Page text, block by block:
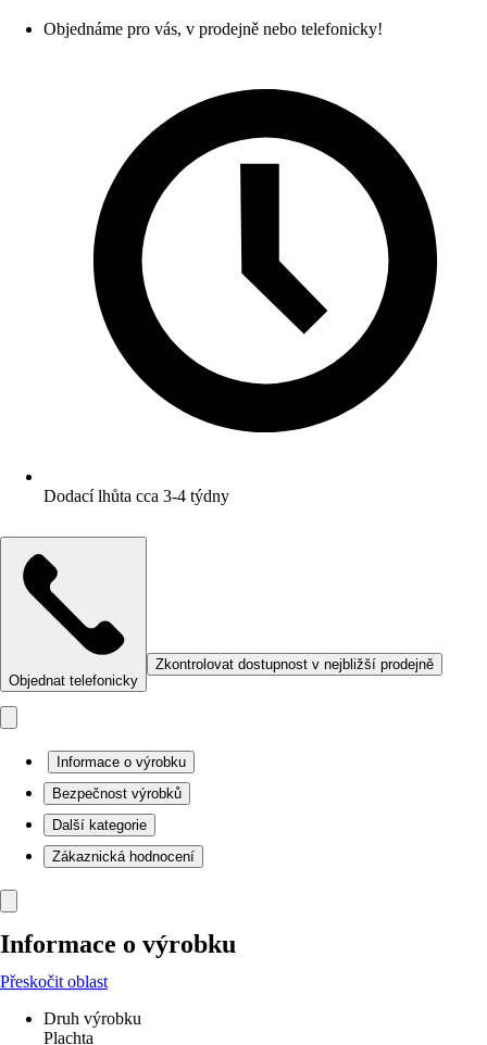
Objednáme pro vás, v prodejně nebo telefonicky!
Dodací lhůta cca 3-4 týdny
Objednat telefonicky
Zkontrolovat dostupnost v nejbližší prodejně
Informace o výrobku
Bezpečnost výrobků
Další kategorie
Zákaznická hodnocení
Informace o výrobku
Přeskočit oblast
Druh výrobku
Plachta